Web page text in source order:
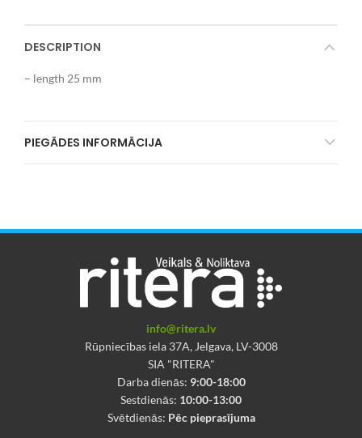
DESCRIPTION
– length 25 mm
PIEGĀDES INFORMĀCIJA
info@ritera.lv
Rūpniecības iela 37A, Jelgava, LV-3008
SIA "RITERA"
Darba dienās: 9:00-18:00
Sestdienās: 10:00-13:00
Svētdienās: Pēc pieprasījuma